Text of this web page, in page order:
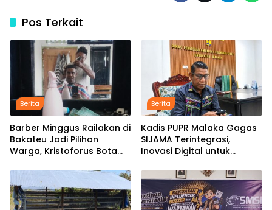
Pos Terkait
Berita
Barber Minggus Railakan di
Bakateu Jadi Pilihan
Warga, Kristoforus Bota
Rambut dengan Tarif Rp15
Ribu per Kepala
Berita
Kadis PUPR Malaka Gagas
SIJAMA Terintegrasi,
Inovasi Digital untuk
Infrastruktur